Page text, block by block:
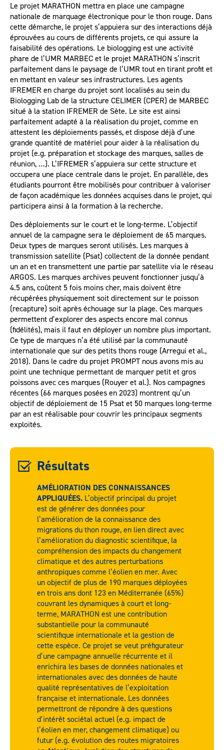
Le projet MARATHON mettra en place une campagne
nationale de marquage électronique pour le thon rouge. Dans
cette démarche, le projet s’appuiera sur des interactions déjà
éprouvées au cours de différents projets, ce qui assure la
faisabilité des opérations. Le biologging est une activité
phare de l’UMR MARBEC et le projet MARATHON s’inscrit
parfaitement dans le paysage de l’UMR tout en tirant profit et
en mettant en valeur ses infrastructures. Les agents
IFREMER en charge du projet sont localisés au sein du
Biologging Lab de la structure CELIMER (CPER) de MARBEC
situé à la station IFREMER de Sète. Le site est ainsi
parfaitement adapté à la réalisation du projet, comme en
attestent les déploiements passés, et dispose déjà d’une
grande quantité de matériel pour aider à la réalisation du
projet (e.g. préparation et stockage des marques, salles de
réunion, …). L’IFREMER s’appuiera sur cette structure et
occupera une place centrale dans le projet. En parallèle, des
étudiants pourront être mobilisés pour contribuer à valoriser
de façon académique les données acquises dans le projet, qui
participera ainsi à la formation à la recherche.
Des déploiements sur le court et le long-terme. L’objectif
annuel de la campagne sera le déploiement de 65 marques.
Deux types de marques seront utilisés. Les marques à
transmission satellite (Psat) collectent de la donnée pendant
un an et en transmettent une partie par satellite via le réseau
ARGOS. Les marques archives peuvent fonctionner jusqu’à
4.5 ans, coûtent 5 fois moins cher, mais doivent être
récupérées physiquement soit directement sur le poisson
(recapture) soit après échouage sur la plage. Ces marques
permettent d’explorer des aspects encore mal connus
(fidélités), mais il faut en déployer un nombre plus important.
Ce type de marques n’a été utilisé par la communauté
internationale que sur des petits thons rouge (Arregui et al.,
2018). Dans le cadre du projet PROMPT nous avons mis au
point une technique permettant de marquer petit et gros
poissons avec ces marques (Rouyer et al.). Nos campagnes
récentes (66 marques posées en 2023) montrent qu’un
objectif de déploiement de 15 Psat et 50 marques long-terme
par an est réalisable pour couvrir les principaux segments
exploités.
Résultats
AMÉLIORATION DES CONNAISSANCES
APPLIQUÉES. L’objectif principal du projet
est de générer des données pour
l’amélioration de la connaissance des
migrations du thon rouge, en lien direct avec
l’amélioration du diagnostic scientifique, la
compréhension des impacts du changement
climatique et des autres perturbations
anthropiques comme l’éolien en mer. Avec
un objectif de plus de 190 marques déployées
en trois ans dont 123 en Méditerranée (65%)
couvrant les dynamiques à court et long-
terme, MARATHON est une contribution
substantielle pour la communauté
scientifique internationale et la gestion de
cette espèce. Ce projet se veut préfigurateur
d’une campagne annuelle récurrente et il
enrichira les bases de données nationales et
internationales avec des données de haute
qualité représentatives de l’exploitation
française et internationale. Les données
permettront de répondre à des questions
d’intérêt sociétal actuel (e.g. impact de
l’éolien en mer, changement climatique) ou
futur (e.g. évolution des routes migratoires